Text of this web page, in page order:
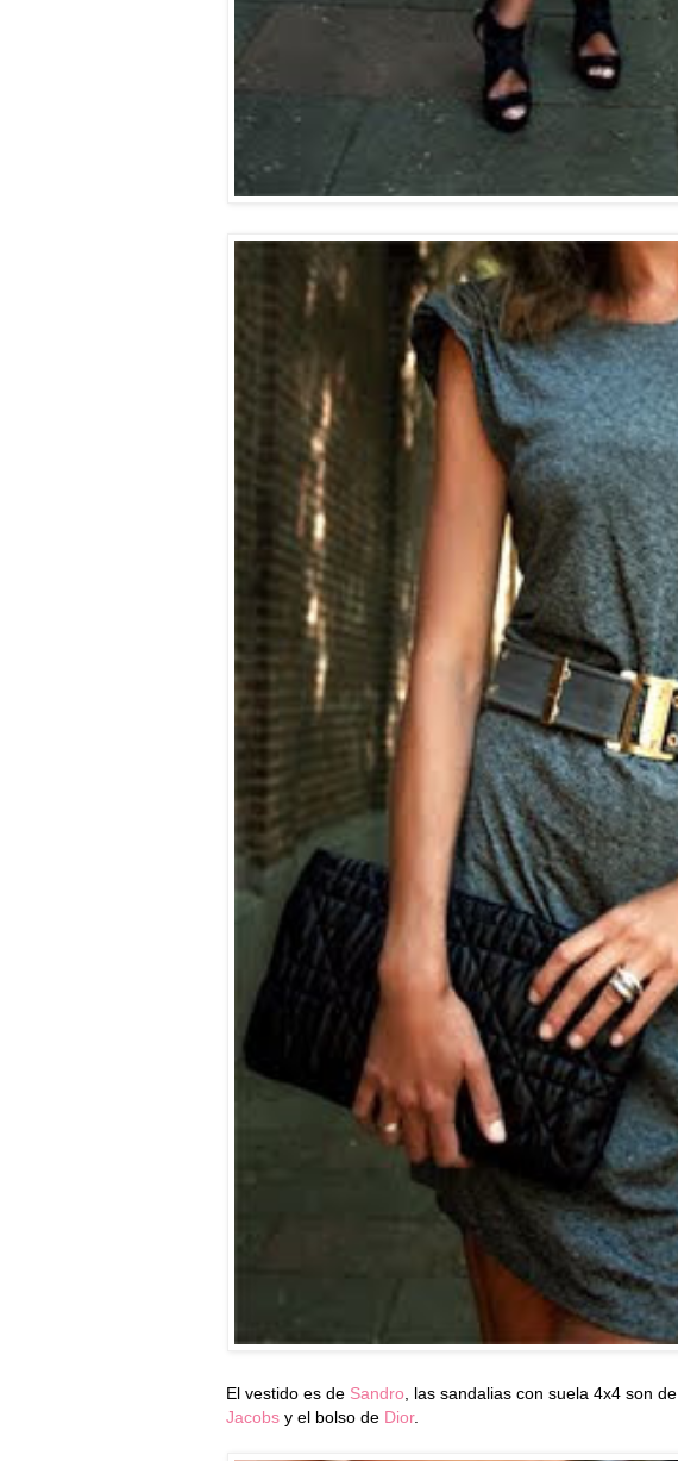
El vestido es de Sandro , las sandalias con suela 4x4 son de
Jacobs y el bolso de Dior.